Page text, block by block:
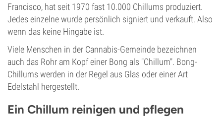
Francisco, hat seit 1970 fast 10.000 Chillums produziert.
Jedes einzelne wurde persönlich signiert und verkauft. Also
wenn das keine Hingabe ist.
Viele Menschen in der Cannabis-Gemeinde bezeichnen
auch das Rohr am Kopf einer Bong als "Chillum". Bong-
Chillums werden in der Regel aus Glas oder einer Art
Edelstahl hergestellt.
Ein Chillum reinigen und pflegen